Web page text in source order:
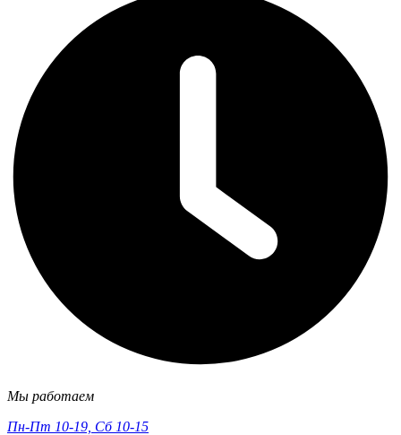
Мы работаем
Пн-Пт 10-19, Сб 10-15